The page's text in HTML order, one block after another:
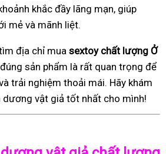
khắc đầy lãng mạn, giúp
mẻ và mãnh liệt.
địa chỉ mua sextoy chất lượng Ở
sản phẩm là rất quan trọng để
trải nghiệm thoải mái. Hãy khám
dương vật giả tốt nhất cho mình!